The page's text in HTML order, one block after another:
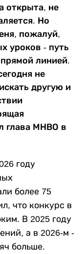
открыта, не
Но
пожалуй,
уроков - путь
линией.
не
другую и
глава МНВО в
году
более 75
что конкурс в
В 2025 году
а в 2026-м -
больше.